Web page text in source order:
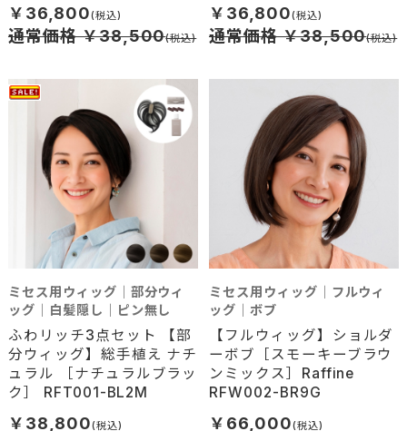
￥36,800
通常価格 ￥38,500
￥36,800
通常価格 ￥38,500
ふわリッチ3点セット 【部
分ウィッグ】総手植え ナチ
ュラル ［ナチュラルブラッ
ク］ RFT001-BL2M
ミセス用ウィッグ｜部分ウィ
ッグ｜白髪隠し｜ピン無し
￥38,800
【フルウィッグ】ショルダ
ーボブ［スモーキーブラウ
ンミックス］Raffine
RFW002-BR9G
ミセス用ウィッグ｜フルウィ
ッグ｜ボブ
￥66,000